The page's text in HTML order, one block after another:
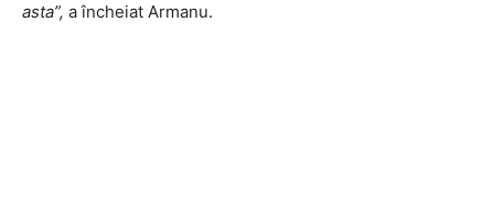
asta”, a încheiat Armanu.